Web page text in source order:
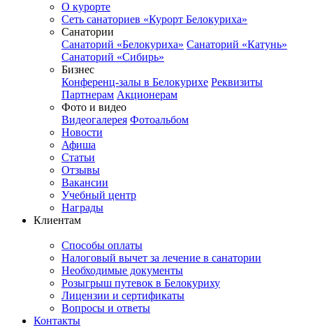
О курорте
Сеть санаториев «Курорт Белокуриха»
Санатории
Санаторий «Белокуриха» Санаторий «Катунь»
Санаторий «Сибирь»
Бизнес
Конференц-залы в Белокурихе Реквизиты
Партнерам Акционерам
Фото и видео
Видеогалерея Фотоальбом
Новости
Афиша
Статьи
Отзывы
Вакансии
Учебный центр
Награды
Клиентам
Способы оплаты
Налоговый вычет за лечение в санатории
Необходимые документы
Розыгрыш путевок в Белокуриху
Лицензии и сертификаты
Вопросы и ответы
Контакты